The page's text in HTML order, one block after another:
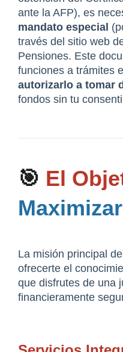
mandato especial
través del sitio web
Pensiones. Este
funciones a trámites
autorizarlo a tomar
fondos sin tu
🎯 El
La misión principal
ofrecerte el
que disfrutes de una
financieramente